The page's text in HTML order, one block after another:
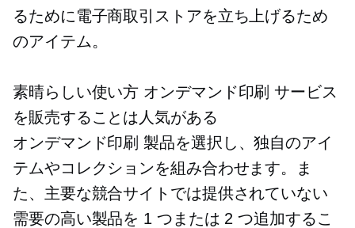
るために電子商取引ストアを立ち上げるため
のアイテム。
素晴らしい使い方 オンデマンド印刷 サービス
を販売することは人気がある
オンデマンド印刷 製品を選択し、独自のアイ
テムやコレクションを組み合わせます。ま
た、主要な競合サイトでは提供されていない
需要の高い製品を 1 つまたは 2 つ追加するこ